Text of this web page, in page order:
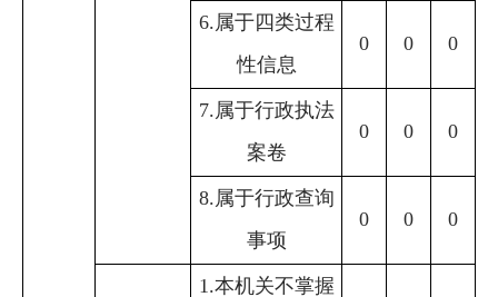
6.属于四类过程
性信息
0 0 0
7.属于行政执法
案卷
0 0 0
8.属于行政查询
事项
0 0 0
1.本机关不掌握